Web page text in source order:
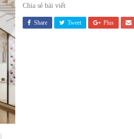
Chia sẻ bài viết
Share Tweet Plus